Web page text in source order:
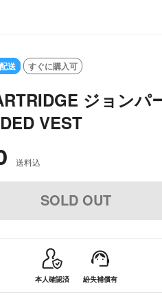
送 すぐに購入可
ジョンパ
VEST
送料込
SOLD OUT
本人確認済 紛失補償有